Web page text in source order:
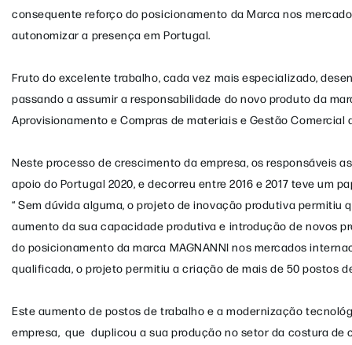
consequente reforço do posicionamento da Marca nos
autonomizar a presença em Portugal.
Fruto do excelente trabalho, cada vez mais especializado,
passando a assumir a responsabilidade do novo produto da
Aprovisionamento e Compras de materiais e Gestão Comercial
Neste processo de crescimento da empresa, os responsáveis
apoio do Portugal 2020, e decorreu entre 2016 e 2017 teve um
“ Sem dúvida alguma, o projeto de inovação produtiva permitiu
aumento da sua capacidade produtiva e introdução de novos
do posicionamento da marca MAGNANNI nos mercados
qualificada, o projeto permitiu a criação de mais de 50 postos
Este aumento de postos de trabalho e a modernização
empresa, que duplicou a sua produção no setor da costura